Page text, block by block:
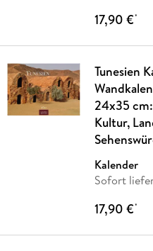
17,90 €*
Tunesien
24x35
Kultur,
Kalender
Sofort
17,90 €*